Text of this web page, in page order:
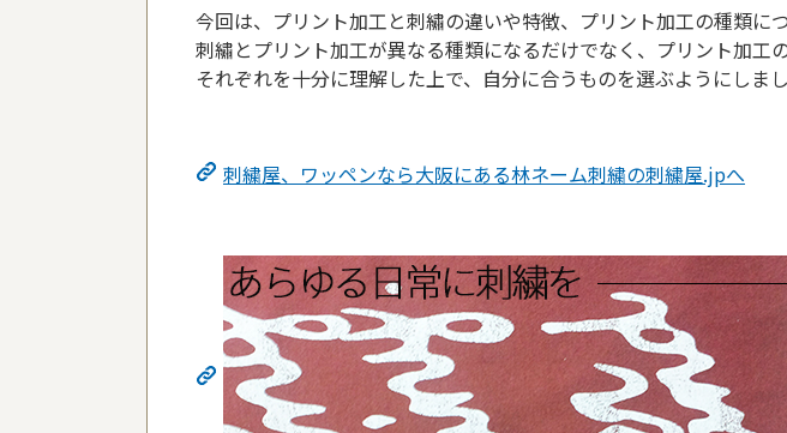
今回は、プリント加工と刺繡の違いや特徴、プリント加工の種類に
刺繡とプリント加工が異なる種類になるだけでなく、プリント加工
それぞれを十分に理解した上で、自分に合うものを選ぶようにしまし
刺繍屋、ワッペンなら大阪にある林ネーム刺繍の刺繍屋.jpへ